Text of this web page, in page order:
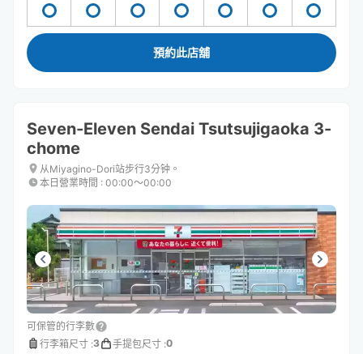
預約此店舖
Seven-Eleven Sendai Tsutsujigaoka 3-
chome
从Miyagino-Dori站步行3分钟。
本日營業時間 : 00:00〜00:00
可保管的行李數
行李箱尺寸 :3 手提包尺寸 :0